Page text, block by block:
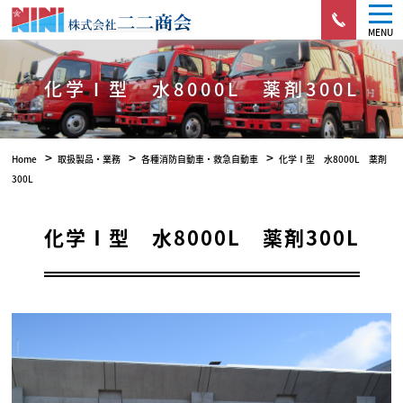
MENU
化学Ⅰ型 水8000L 薬剤300L
Home > 取扱製品・業務 > 各種消防自動車・救急自動車 > 化学Ⅰ型 水8000L 薬剤
300L
化学Ⅰ型 水8000L 薬剤300L